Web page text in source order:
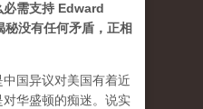
必需支持 Edward
没有任何矛盾，正相
国异议对美国有着近
华盛顿的痴迷。说实